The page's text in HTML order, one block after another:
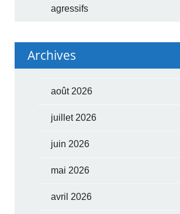
agressifs
Archives
août 2026
juillet 2026
juin 2026
mai 2026
avril 2026